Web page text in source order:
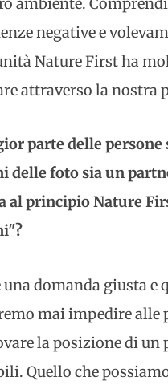
negative e
Nature First ha
attraverso la nostra
parte delle
delle foto sia un
al principio Nature
una domanda giusta
mai impedire alle
la posizione di
Quello che